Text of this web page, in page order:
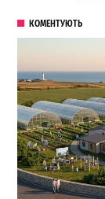
КОМЕНТУЮТЬ